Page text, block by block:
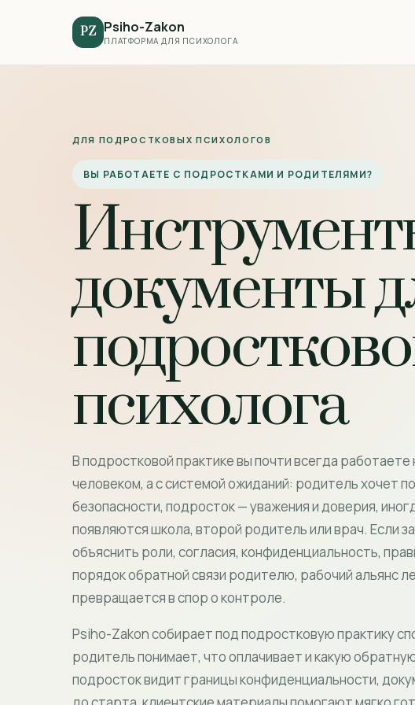
PZ Psiho-Zakon
ПЛАТФОРМА ДЛЯ ПСИХОЛОГА
ДЛЯ ПОДРОСТКОВЫХ ПСИХОЛОГОВ
ВЫ РАБОТАЕТЕ С ПОДРОСТКАМИ И РОДИТЕЛЯМИ?
документы
психолога
В подростковой практике вы почти всегда работаете
человеком, а с системой ожиданий: родитель хочет
безопасности, подросток — уважения и доверия,
появляются школа, второй родитель или врач. Если
объяснить роли, согласия, конфиденциальность,
порядок обратной связи родителю, рабочий альянс
превращается в спор о контроле.
Psiho-Zakon собирает под подростковую практику
родитель понимает, что оплачивает и какую
подросток видит границы конфиденциальности,